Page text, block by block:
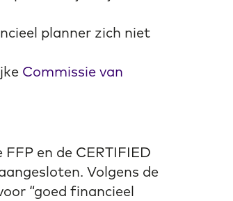
planner zich niet
Commissie van
en de CERTIFIED
Volgens de
“goed financieel